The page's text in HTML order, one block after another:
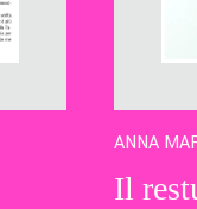
ANNA
Il